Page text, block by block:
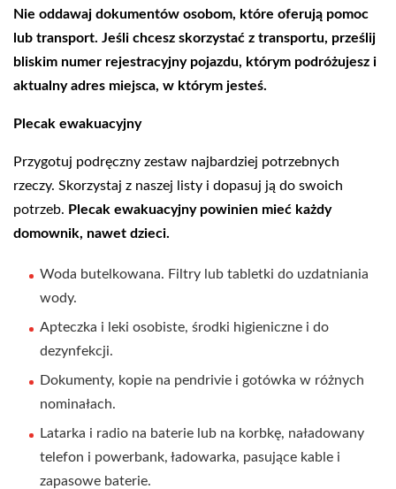
Nie oddawaj dokumentów osobom, które oferują pomoc
lub transport. Jeśli chcesz skorzystać z transportu, prześlij
bliskim numer rejestracyjny pojazdu, którym podróżujesz i
aktualny adres miejsca, w którym jesteś.
Plecak ewakuacyjny
Przygotuj podręczny zestaw najbardziej potrzebnych
rzeczy. Skorzystaj z naszej listy i dopasuj ją do swoich
potrzeb. Plecak ewakuacyjny powinien mieć każdy
domownik, nawet dzieci.
Woda butelkowana. Filtry lub tabletki do uzdatniania
wody.
Apteczka i leki osobiste, środki higieniczne i do
dezynfekcji.
Dokumenty, kopie na pendrivie i gotówka w różnych
nominałach.
Latarka i radio na baterie lub na korbkę, naładowany
telefon i powerbank, ładowarka, pasujące kable i
zapasowe baterie.